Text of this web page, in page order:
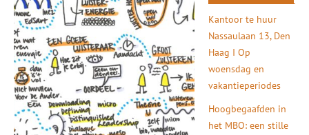
Kantoor te huur
Nassaulaan 13, Den
Haag I Op
woensdag en
vakantieperiodes
Hoogbegaafden in
het MBO: een stille